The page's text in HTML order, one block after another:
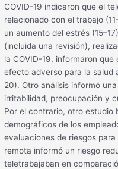
COVID-19 indicaron que el
relacionado con el trabajo
un aumento del estrés
(incluida una revisión),
la COVID-19, informaron
efecto adverso para la salud
20). Otro análisis informó
irritabilidad, preocupación y
Por el contrario, otro estudio
demográficos de los
evaluaciones de riesgos
remota informó un riesgo
teletrabajaban en